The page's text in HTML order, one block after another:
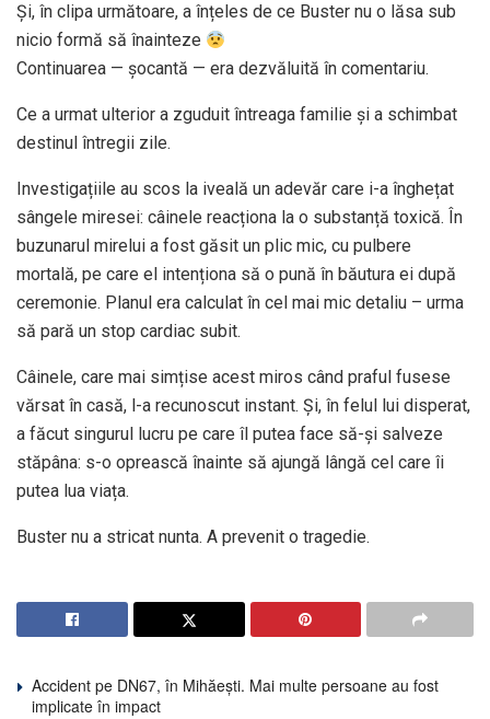
Și, în clipa următoare, a înțeles de ce Buster nu o lăsa sub
nicio formă să înainteze
Continuarea — șocantă — era dezvăluită în comentariu.
Ce a urmat ulterior a zguduit întreaga familie și a schimbat
destinul întregii zile.
Investigațiile au scos la iveală un adevăr care i-a înghețat
sângele miresei: câinele reacționa la o substanță toxică. În
buzunarul mirelui a fost găsit un plic mic, cu pulbere
mortală, pe care el intenționa să o pună în băutura ei după
ceremonie. Planul era calculat în cel mai mic detaliu – urma
să pară un stop cardiac subit.
Câinele, care mai simțise acest miros când praful fusese
vărsat în casă, l-a recunoscut instant. Și, în felul lui disperat,
a făcut singurul lucru pe care îl putea face să-și salveze
stăpâna: s-o oprească înainte să ajungă lângă cel care îi
putea lua viața.
Buster nu a stricat nunta. A prevenit o tragedie.
Accident pe DN67, în Mihăești. Mai multe persoane au fost
implicate în impact